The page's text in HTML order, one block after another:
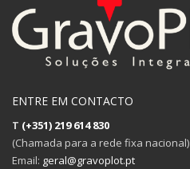
ENTRE EM CONTACTO
T (+351) 219 614 830
(Chamada para a rede fixa nacional)
Email: geral@gravoplot.pt